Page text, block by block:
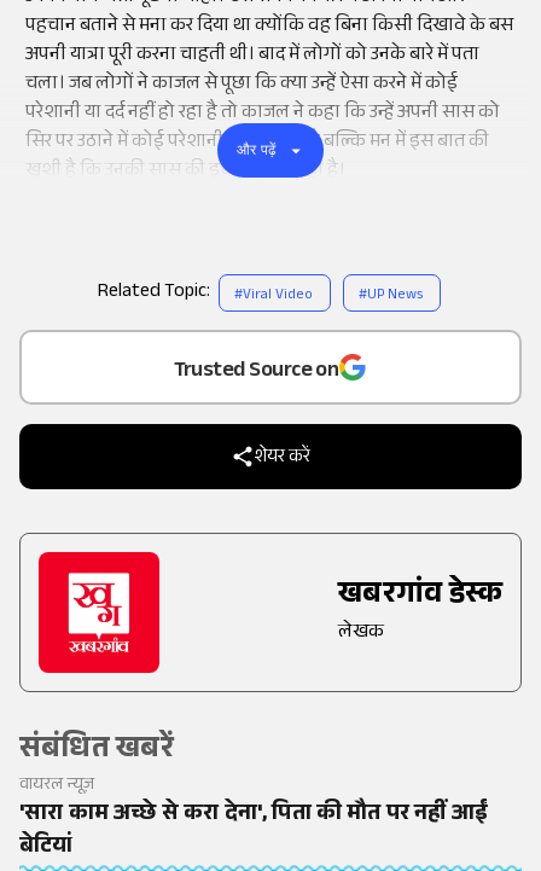
Add
as a
Trusted Source on
शेयर करें
खबरगांव डेस्क
लेखक
संबंधित खबरें
वायरल न्यूज़
'सारा काम अच्छे से करा देना', पिता की मौत पर नहीं आईं
बेटियां
पहचान बताने से मना कर दिया था क्योंकि वह बिना किसी दिखावे के बस
अपनी यात्रा पूरी करना चाहती थी। बाद में लोगों को उनके बारे में पता
चला। जब लोगों ने काजल से पूछा कि क्या उन्हें ऐसा करने में कोई
परेशानी या दर्द नहीं हो रहा है तो काजल ने कहा कि उन्हें अपनी सास को
सिर पर उठाने में कोई परेशानी नहीं हो रहा है बल्कि मन में इस बात की
खुशी है कि उनकी सास की इच्छा पूरी हो रही है।
और पढ़ें
Related Topic: #Viral Video #UP News